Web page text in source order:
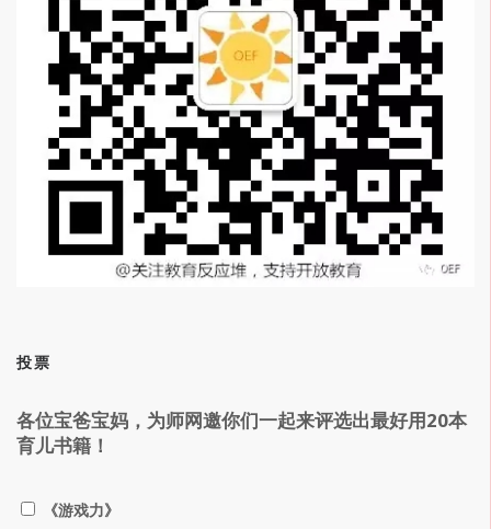
投票
各位宝爸宝妈，为师网邀你们一起来评选出最好用20本
育儿书籍！
《游戏力》